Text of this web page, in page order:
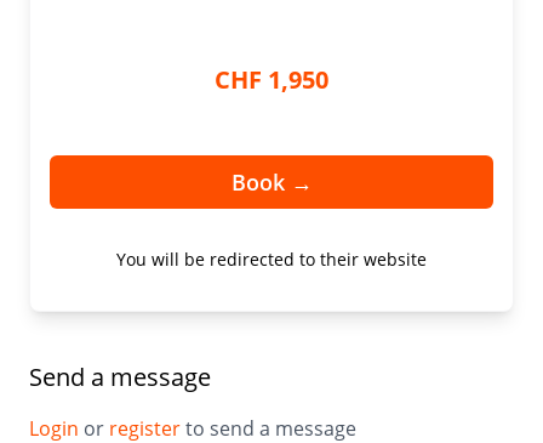
CHF 1,950
Book →
You will be redirected to their website
Send a message
Login or registerto send a message